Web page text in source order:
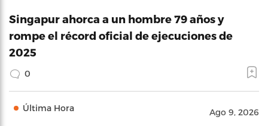
Singapur ahorca a un hombre 79 años y
rompe el récord oficial de ejecuciones de
2025
0
Última Hora Ago 9, 2026